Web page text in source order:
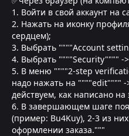
1. Войти в свой аккаунт на
2. Нажать на иконку
сердцем);
3. Выбрать """"Account
4. Выбрать """"Security"""" -
5. В меню """"2-step
надо нажать на """"edit""""
действуем, как написано на
6. В завершающем шаге
(пример: Bu4Kuy), 2-3 из
оформлении заказа."""